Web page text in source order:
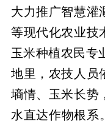
大力推广智慧灌
等现代化农业技
玉米种植农民专
地里，农技人员
墒情、玉米长势
水直达作物根系